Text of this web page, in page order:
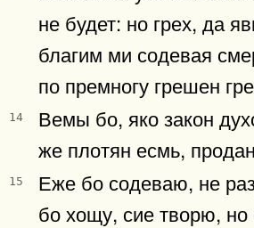
не будет: но грех, да
благим ми содевая
по премногу грешен
14
Вемы бо, яко закон
же плотян есмь,
15
Еже бо содеваю, не
бо хощу, сие творю,